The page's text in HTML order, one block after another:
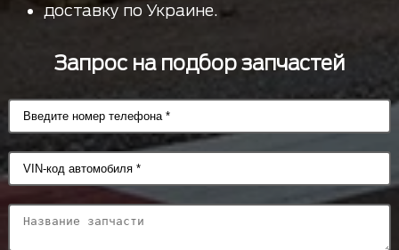
доставку по Украине.
Запрос на подбор запчастей